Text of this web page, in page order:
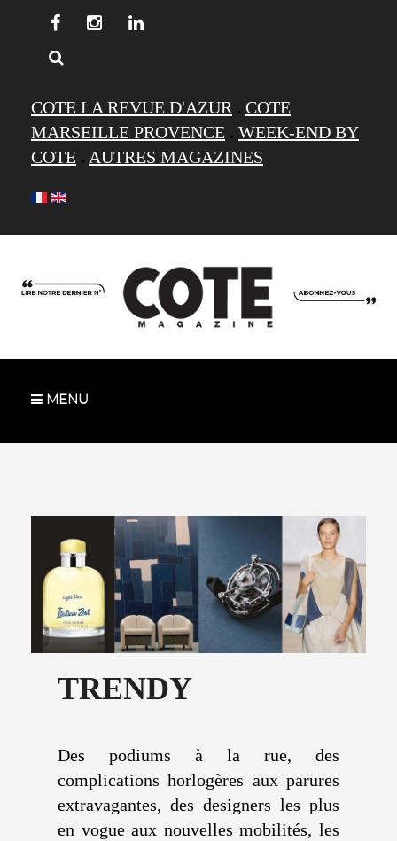
COTE LA REVUE D'AZUR . COTE
MARSEILLE PROVENCE . WEEK-END BY
COTE . AUTRES MAGAZINES
MENU
TRENDY
Des podiums à la rue, des
complications horlogères aux parures
extravagantes, des designers les plus
en vogue aux nouvelles mobilités, les